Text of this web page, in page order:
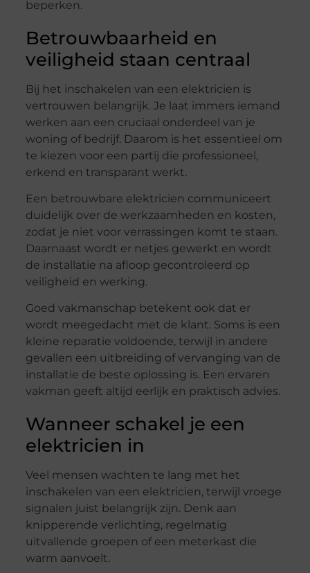
beperken.
Betrouwbaarheid en
veiligheid staan centraal
Bij het inschakelen van een elektricien is
vertrouwen belangrijk. Je laat immers iemand
werken aan een cruciaal onderdeel van je
woning of bedrijf. Daarom is het essentieel om
te kiezen voor een partij die professioneel,
erkend en transparant werkt.
Een betrouwbare elektricien communiceert
duidelijk over de werkzaamheden en kosten,
zodat je niet voor verrassingen komt te staan.
Daarnaast wordt er netjes gewerkt en wordt
de installatie na afloop gecontroleerd op
veiligheid en werking.
Goed vakmanschap betekent ook dat er
wordt meegedacht met de klant. Soms is een
kleine reparatie voldoende, terwijl in andere
gevallen een uitbreiding of vervanging van de
installatie de beste oplossing is. Een ervaren
vakman geeft altijd eerlijk en praktisch advies.
Wanneer schakel je een
elektricien in
Veel mensen wachten te lang met het
inschakelen van een elektricien, terwijl vroege
signalen juist belangrijk zijn. Denk aan
knipperende verlichting, regelmatig
uitvallende groepen of een meterkast die
warm aanvoelt.